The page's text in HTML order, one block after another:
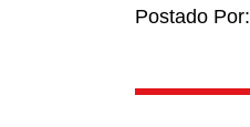
Postado Por: